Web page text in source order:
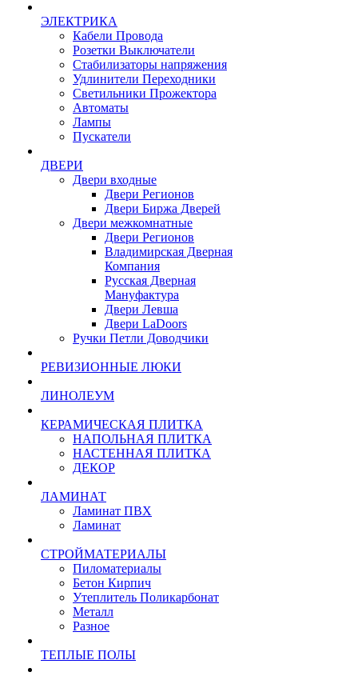
ЭЛЕКТРИКА
Кабели Провода
Розетки Выключатели
Стабилизаторы напряжения
Удлинители Переходники
Светильники Прожектора
Автоматы
Лампы
Пускатели
ДВЕРИ
Двери входные
Двери Регионов
Двери Биржа Дверей
Двери межкомнатные
Двери Регионов
Владимирская Дверная
Компания
Русская Дверная
Мануфактура
Двери Левша
Двери LaDoors
Ручки Петли Доводчики
РЕВИЗИОННЫЕ ЛЮКИ
ЛИНОЛЕУМ
КЕРАМИЧЕСКАЯ ПЛИТКА
НАПОЛЬНАЯ ПЛИТКА
НАСТЕННАЯ ПЛИТКА
ДЕКОР
ЛАМИНАТ
Ламинат ПВХ
Ламинат
СТРОЙМАТЕРИАЛЫ
Пиломатериалы
Бетон Кирпич
Утеплитель Поликарбонат
Металл
Разное
ТЕПЛЫЕ ПОЛЫ